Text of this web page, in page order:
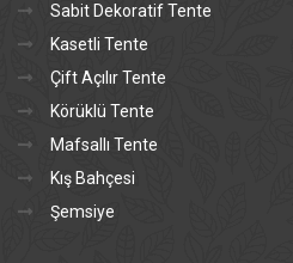
Sabit Dekoratif Tente
Kasetli Tente
Çift Açılır Tente
Körüklü Tente
Mafsallı Tente
Kış Bahçesi
Şemsiye